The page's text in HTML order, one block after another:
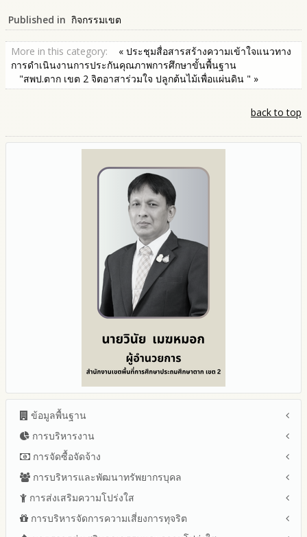
Published in กิจกรรมเขต
More in this category:
« ประชุมสื่อสารสร้างความเข้าใจแนวทาง
การดำเนินงานการประกันคุณภาพการศึกษาขั้นพื้นฐาน
"สพป.ตาก เขต 2 จิตอาสาร่วมใจ ปลูกต้นไม้เพื่อแผ่นดิน " »
back to top
ข้อมูลพื้นฐาน
โครงสร้าง หน้าที่และอำนาจ
ข้อมูลผู้บริหาร
ข้อมูลการติดต่อและ ช่องทางการสอบถาม
นโยบายคุ้มครองข้อมูลส่วนบุคคล
ข่าวประชาสัมพันธ์
การบริหารงาน
แผนยุทธศาสตร์หรือแผนพัฒนาสำนักงานเขตพื้นที่การศึกษา
แผนและความก้าวหน้าในการดำเนินงานและการใช้งบประมาณ
ปีงบประมาณ 2569
ปีงบประมาณ 2568
การจัดซื้อจัดจ้าง
สรุปผลการจัดซื้อจัดจ้างหรือการจัดหาพัสดุรายเดือน ประจำ
ปีงบประมาณ พ.ศ.2569 (แบบ สขร.1)
เขตพื้นที่การศึกษา ประจำปีงบประมาณ พ.ศ. 2568
การบริหารและพัฒนาทรัพยากรบุคล
หลักเกณฑ์และแผนการบริหารและพัฒนาทรัพยากรบุคลล ประจำ
ปีงบประมาณ พ.ศ.2569
รายงานผลการบริหารและพัฒนาทรัพยากรบุคคลประจำ
การส่งเสริมความโปร่งใส
แนวปฏิบัติการจัดการเรื่องร้องเรียนการทุจริตและประพฤติมิชอบ
การบริหารจัดการความเสี่ยงการทุจริต